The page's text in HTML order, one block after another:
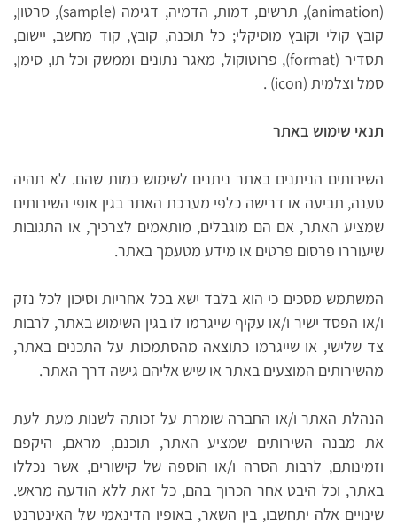
(animation), תרשים, דמות, הדמיה, דגימה (sample), סרטון,
קובץ קולי וקובץ מוסיקלי; כל תוכנה, קובץ, קוד מחשב, יישום,
תסדיר (format), פרוטוקול, מאגר נתונים וממשק וכל תו, סימן,
סמל וצלמית (icon) .
תנאי שימוש באתר
השירותים הניתנים באתר ניתנים לשימוש כמות שהם. לא תהיה
טענה, תביעה או דרישה כלפי מערכת האתר בגין אופי השירותים
שמציע האתר, אם הם מוגבלים, מותאמים לצרכיך, או התגובות
שיעוררו פרסום פרטים או מידע מטעמך באתר.
המשתמש מסכים כי הוא בלבד ישא בכל אחריות וסיכון לכל נזק
ו/או הפסד ישיר ו/או עקיף שייגרמו לו בגין השימוש באתר, לרבות
צד שלישי, או שייגרמו כתוצאה מהסתמכות על התכנים באתר,
מהשירותים המוצעים באתר או שיש אליהם גישה דרך האתר.
הנהלת האתר ו/או החברה שומרת על זכותה לשנות מעת לעת
את מבנה השירותים שמציע האתר, תוכנם, מראם, היקפם
וזמינותם, לרבות הסרה ו/או הוספה של קישורים, אשר נכללו
באתר, וכל היבט אחר הכרוך בהם, כל זאת ללא הודעה מראש.
שינויים אלה יתחשבו, בין השאר, באופיו הדינאמי של האינטרנט